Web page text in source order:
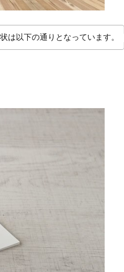
は以下の通りとなっています。